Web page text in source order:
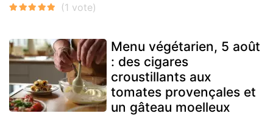
Menu végétarien, 5 août
: des cigares
croustillants aux
tomates provençales et
un gâteau moelleux